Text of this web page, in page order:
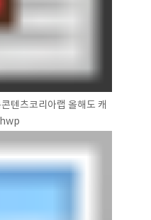
텐츠코리아랩 올해도 캐